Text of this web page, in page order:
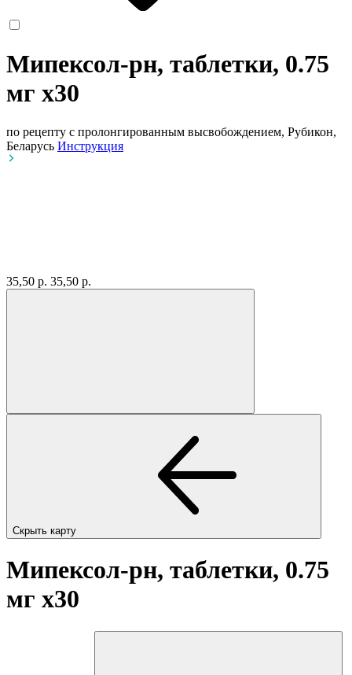
Мипексол-рн, таблетки, 0.75
мг x30
по рецепту с пролонгированным высвобождением, Рубикон,
Беларусь Инструкция
35,50 р. 35,50 р.
Скрыть карту
Мипексол-рн, таблетки, 0.75
мг x30